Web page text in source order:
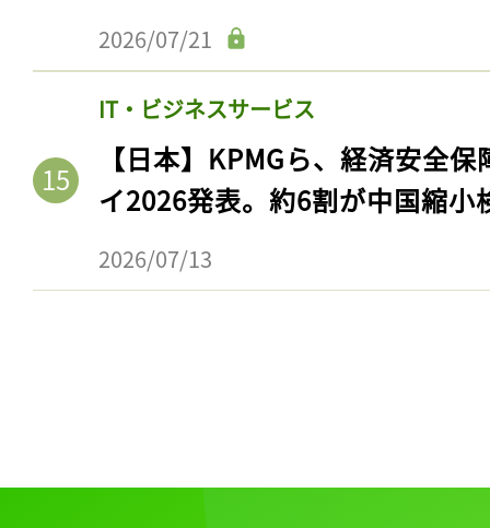
2026/07/21
IT・ビジネスサービス
【日本】KPMGら、経済安全
イ2026発表。約6割が中国縮小
2026/07/13